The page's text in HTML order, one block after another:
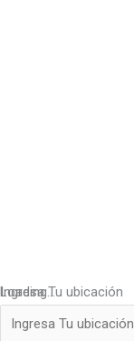
Loading...
Ingresa Tu ubicación